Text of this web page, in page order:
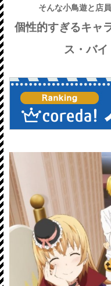
そんな小鳥遊と店
個性的すぎるキャ
ス・バイ